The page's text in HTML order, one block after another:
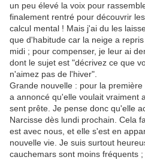
un peu élevé la voix pour
finalement rentré pour découvrir
calcul mental ! Mais j'ai du les
que d'habitude car la neige a
midi ; pour compenser, je leur ai
dont le sujet est "décrivez ce que
n'aimez pas de l'hiver".
Grande nouvelle : pour la
a annoncé qu'elle voulait vraiment
sent prête. Je pense donc qu'elle
Narcisse dès lundi prochain. Cela
est avec nous, et elle s'est en
nouvelle vie. Je suis surtout
cauchemars sont moins fréquents